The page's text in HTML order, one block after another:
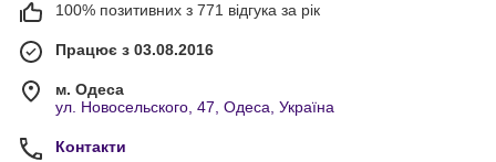
100% позитивних з 771 відгука за рік
Працює з 03.08.2016
м. Одеса
ул. Новосельского, 47, Одеса, Україна
Контакти